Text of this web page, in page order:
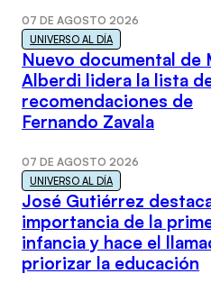
07 DE AGOSTO 2026
UNIVERSO AL DÍA
Nuevo documental de
Alberdi lidera la lista
recomendaciones de
Fernando Zavala
07 DE AGOSTO 2026
UNIVERSO AL DÍA
José Gutiérrez
importancia de la
infancia y hace el
priorizar la educación